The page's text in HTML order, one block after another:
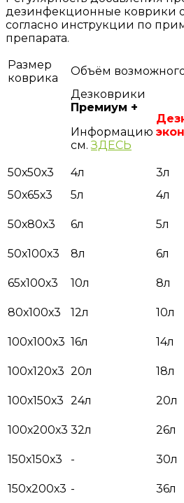
дезинфекционные коврики
согласно инструкции по
препарата.
Размер
коврика
Объём
Дезковрики
Премиум +
Информацию
см.ЗДЕСЬ
50х50х3 4л 3л
50х65х3
5л 4л
50х80х3 6л 5л
50х100х3 8л 6л
65х100х3 10л 8л
80х100х3 12л 10л
100х100х3 16л 14л
100х120х3 20л 18л
100х150х3 24л 20л
100х200х3 32л 26л
150х150х3 - 30л
150х200х3 - 36л